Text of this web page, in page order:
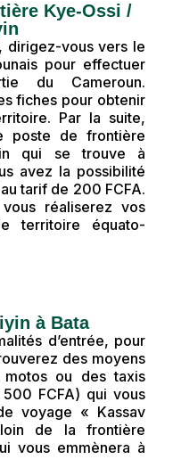
Kye-Ossi /
dirigez-vous vers le
pour effectuer
du Cameroun.
fiches pour obtenir
Par la suite,
poste de frontière
qui se trouve à
avez la possibilité
tarif de 200 FCFA.
réaliserez vos
territoire équato-
à Bata
d’entrée, pour
des moyens
ou des taxis
FCFA) qui vous
voyage « Kassav
de la frontière
vous emmènera à